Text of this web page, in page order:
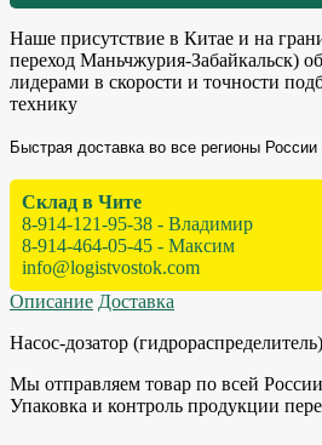
Наше присутствие в Китае и на
переход Маньчжурия-Забайкальск)
лидерами в скорости и точности
технику
Быстрая доставка во все регионы
Склад в Чите
8-914-121-95-38 - Владимир
8-914-464-05-45 - Максим
info@logistvostok.com
Описание Доставка
Насос-дозатор
Мы отправляем товар по всей
Упаковка и контроль продукции